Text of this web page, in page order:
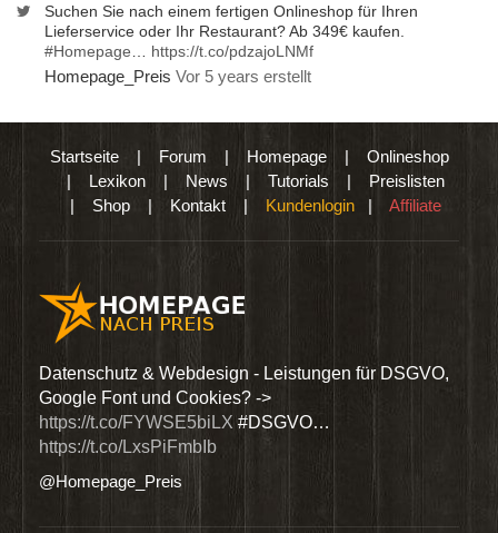
Suchen Sie nach einem fertigen Onlineshop für Ihren
Lieferservice oder Ihr Restaurant? Ab 349€ kaufen.
#Homepage
https://t.co/pdzajoLNMf
Homepage_Preis Vor 5 years erstellt
Startseite| Forum | Homepage| Onlineshop
| Lexikon | News | Tutorials | Preislisten
| Shop | Kontakt | Kundenlogin | Affiliate
Datenschutz & Webdesign - Leistungen für DSGVO,
Google Font und Cookies? ->
https://t.co/FYWSE5biLX #DSGVO…
https://t.co/LxsPiFmbIb
@Homepage_Preis